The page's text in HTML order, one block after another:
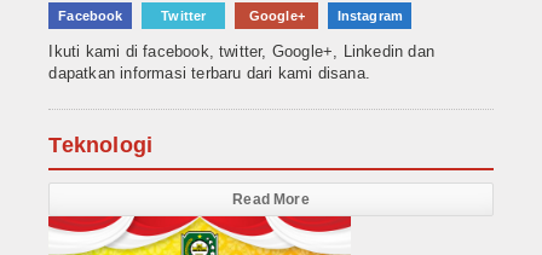
Facebook Twitter Google+ Instagram
Ikuti kami di facebook, twitter, Google+, Linkedin dan
dapatkan informasi terbaru dari kami disana.
Teknologi
Read More